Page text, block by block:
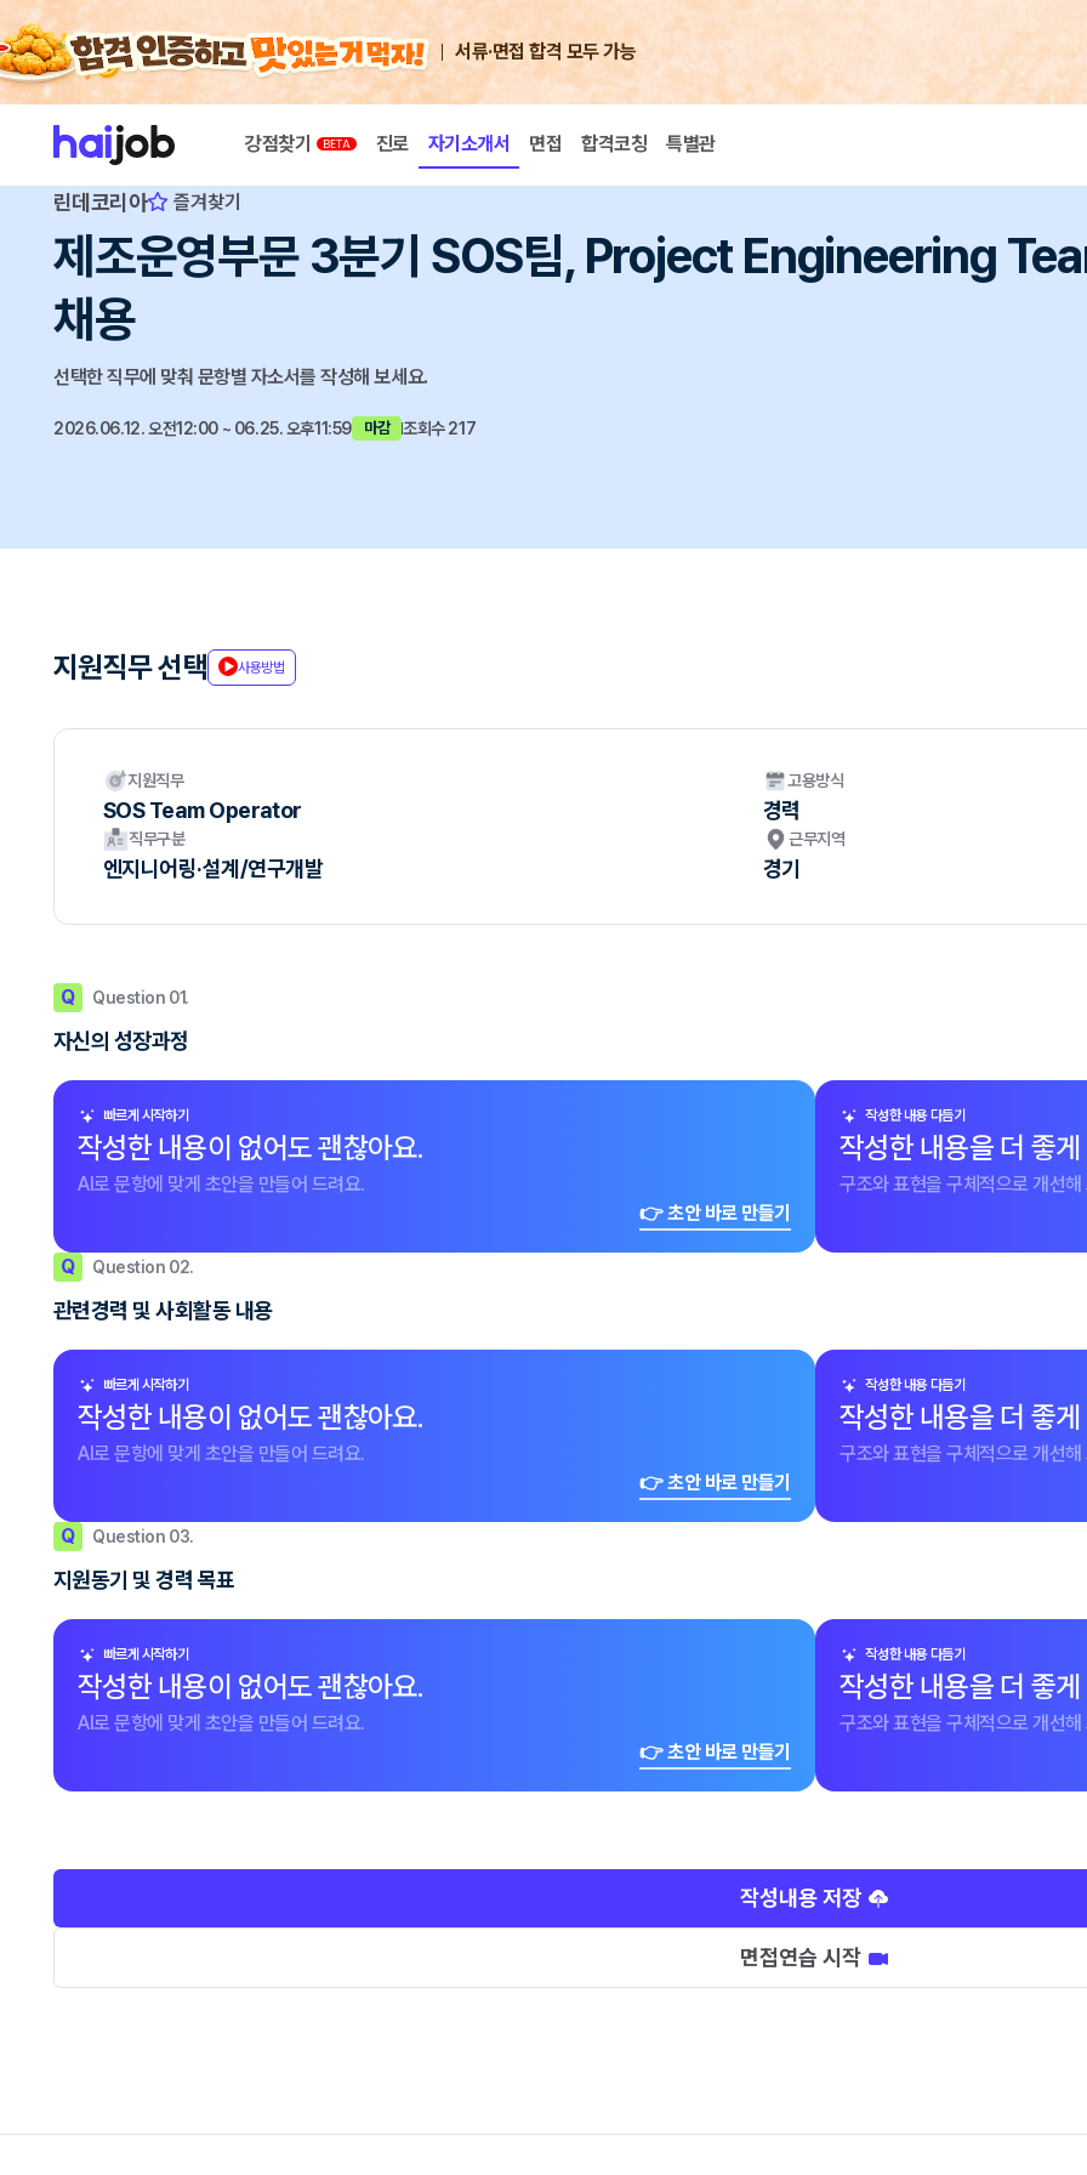
서류·면접 합격 모두 가능
강점찾기 진로 자기소개서 면접 합격코칭 특별관
린데코리아 즐겨찾기
제조운영부문 3분기 SOS팀, Project Engineering
채용
선택한 직무에 맞춰 문항별 자소서를 작성해 보세요.
2026.06.12. 오전12:00 ~ 06.25. 오후11:59 마감 조회수 217
지원직무 선택 사용방법
지원직무
SOS Team Operator
고용방식
경력
직무구분
엔지니어링·설계/연구개발
근무지역
경기
Q Question 01.
자신의 성장과정
빠르게 시작하기
작성한 내용이 없어도 괜찮아요.
AI로 문항에 맞게 초안을 만들어 드려요.
👉 초안 바로 만들기
작성한 내용 다듬기
작성한 내용을 더 좋
구조와 표현을 구체적으로 개선해
Q Question 02.
관련경력 및 사회활동 내용
빠르게 시작하기
작성한 내용이 없어도 괜찮아요.
AI로 문항에 맞게 초안을 만들어 드려요.
👉 초안 바로 만들기
작성한 내용 다듬기
작성한 내용을 더 좋
구조와 표현을 구체적으로 개선해
Q Question 03.
지원동기 및 경력 목표
빠르게 시작하기
작성한 내용이 없어도 괜찮아요.
AI로 문항에 맞게 초안을 만들어 드려요.
👉 초안 바로 만들기
작성한 내용 다듬기
작성한 내용을 더 좋
구조와 표현을 구체적으로 개선해
작성내용 저장
면접연습 시작